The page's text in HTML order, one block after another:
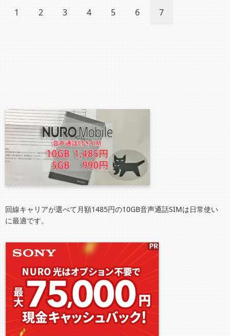
1 2 3 4 5 6 7
回線キャリアが選べて月額1485円の10GB音声通話SIMは日常使い
に最適です。